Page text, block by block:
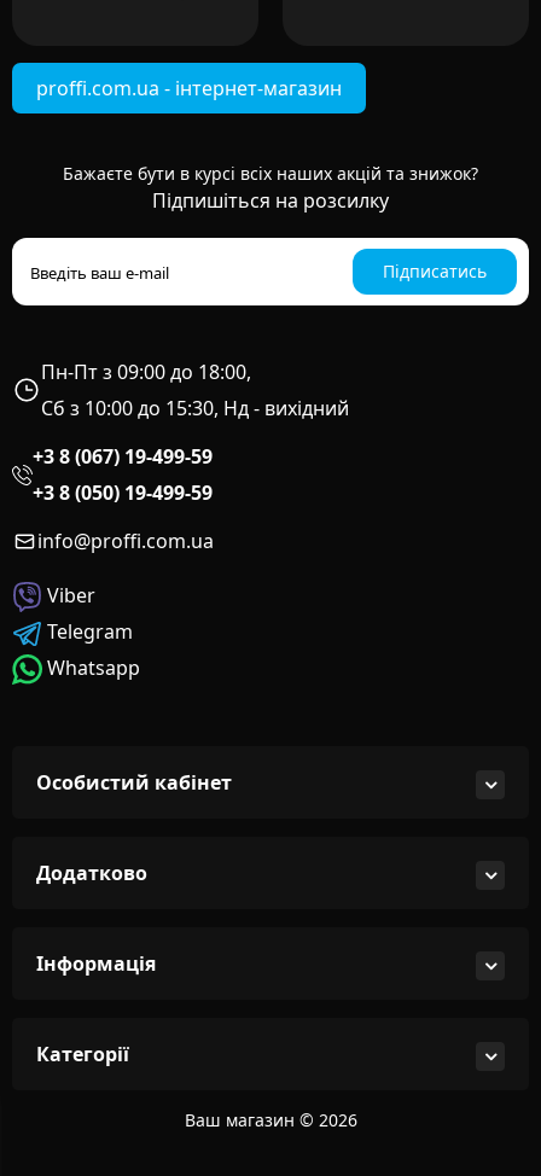
proffi.com.ua - інтернет-магазин
Бажаєте бути в курсі всіх наших акцій та знижок?
Підпишіться на розсилку
Підписатись
Пн-Пт з 09:00 до 18:00,
Сб з 10:00 до 15:30, Нд - вихідний
+3 8 (067) 19-499-59
+3 8 (050) 19-499-59
info@proffi.com.ua
Viber
Telegram
Whatsapp
Особистий кабінет
Додатково
Інформація
Категорії
Ваш магазин © 2026